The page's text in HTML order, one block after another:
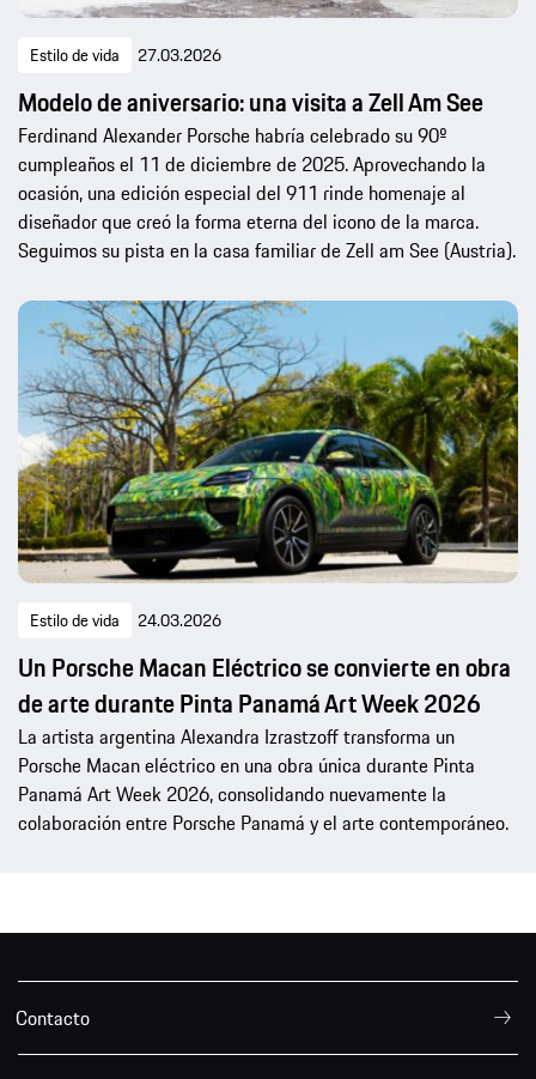
Estilo de vida 27.03.2026
Modelo de aniversario: una visita a Zell Am See
Ferdinand Alexander Porsche habría celebrado su 90º
cumpleaños el 11 de diciembre de 2025. Aprovechando la
ocasión, una edición especial del 911 rinde homenaje al
diseñador que creó la forma eterna del icono de la marca.
Seguimos su pista en la casa familiar de Zell am See (Austria).
Estilo de vida 24.03.2026
Un Porsche Macan Eléctrico se convierte en obra
de arte durante Pinta Panamá Art Week 2026
La artista argentina Alexandra Izrastzoff transforma un
Porsche Macan eléctrico en una obra única durante Pinta
Panamá Art Week 2026, consolidando nuevamente la
colaboración entre Porsche Panamá y el arte contemporáneo.
Contacto